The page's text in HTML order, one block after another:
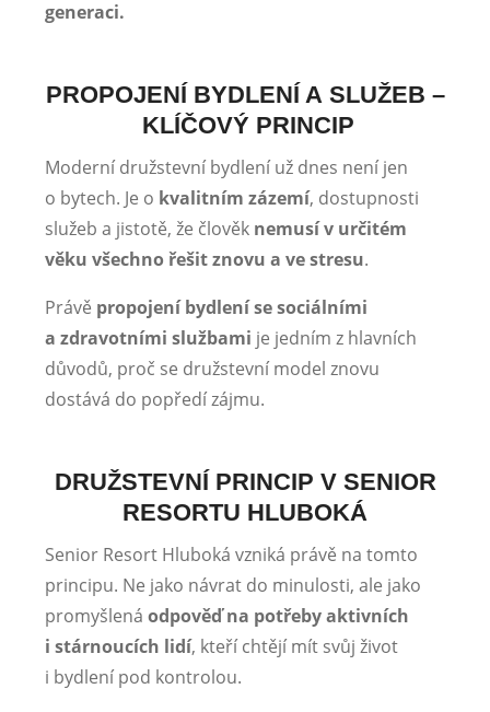
generaci.
PROPOJENÍ BYDLENÍ A SLUŽEB –
KLÍČOVÝ PRINCIP
Moderní družstevní bydlení už dnes není jen
o bytech. Je o kvalitním zázemí, dostupnosti
služeb a jistotě, že člověk nemusí v určitém
věku všechno řešit znovu a ve stresu.
Právě propojení bydlení se sociálními
a zdravotními službami je jedním z hlavních
důvodů, proč se družstevní model znovu
dostává do popředí zájmu.
DRUŽSTEVNÍ PRINCIP V SENIOR
RESORTU HLUBOKÁ
Senior Resort Hluboká vzniká právě na tomto
principu. Ne jako návrat do minulosti, ale jako
promyšlená odpověď na potřeby aktivních
i stárnoucích lidí, kteří chtějí mít svůj život
i bydlení pod kontrolou.